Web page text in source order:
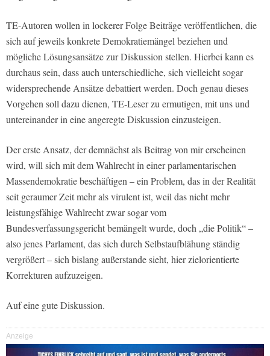
TE-Autoren wollen in lockerer Folge Beiträge veröffentlichen, die
sich auf jeweils konkrete Demokratiemängel beziehen und
mögliche Lösungsansätze zur Diskussion stellen. Hierbei kann es
durchaus sein, dass auch unterschiedliche, sich vielleicht sogar
widersprechende Ansätze debattiert werden. Doch genau dieses
Vorgehen soll dazu dienen, TE-Leser zu ermutigen, mit uns und
untereinander in eine angeregte Diskussion einzusteigen.
Der erste Ansatz, der demnächst als Beitrag von mir erscheinen
wird, will sich mit dem Wahlrecht in einer parlamentarischen
Massendemokratie beschäftigen – ein Problem, das in der Realität
seit geraumer Zeit mehr als virulent ist, weil das nicht mehr
leistungsfähige Wahlrecht zwar sogar vom
Bundesverfassungsgericht bemängelt wurde, doch „die Politik“ –
also jenes Parlament, das sich durch Selbstaufblähung ständig
vergrößert – sich bislang außerstande sieht, hier zielorientierte
Korrekturen aufzuzeigen.
Auf eine gute Diskussion.
Anzeige